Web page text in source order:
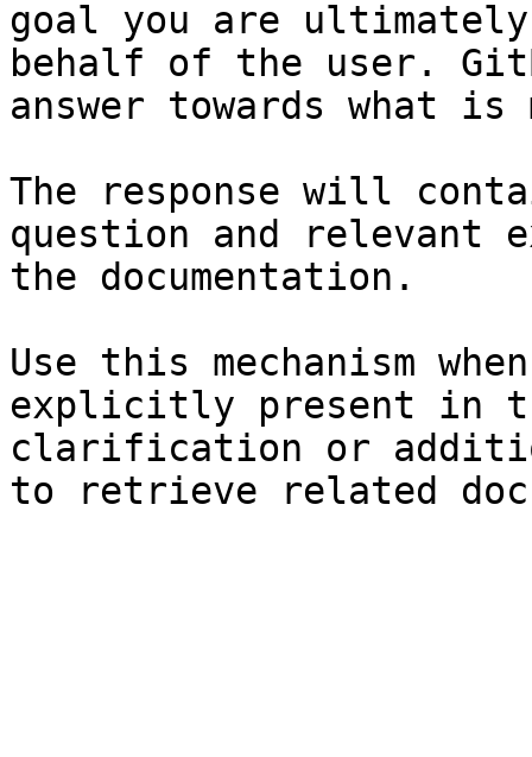
goal you are
behalf of the user.
answer towards what
The response will
question and relevant
the documentation.
Use this mechanism
explicitly present in
clarification or